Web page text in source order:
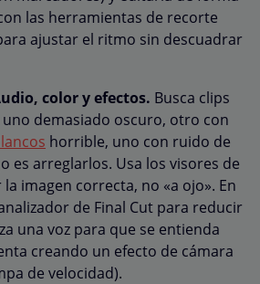
las herramientas de recorte
ajustar el ritmo sin descuadrar
color y efectos. Busca clips
demasiado oscuro, otro con
horrible, uno con ruido de
es arreglarlos. Usa los visores de
imagen correcta, no «a ojo». En
de Final Cut para reducir
una voz para que se entienda
creando un efecto de cámara
de velocidad).